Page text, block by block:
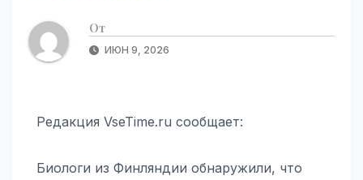
От
ИЮН 9, 2026
Редакция VseTime.ru сообщает:
Биологи из Финляндии обнаружили, что